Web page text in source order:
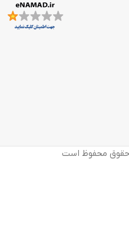
حقوق محفوظ است